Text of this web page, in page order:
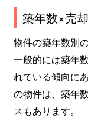
築年数×売
物件の築年数別
一般的には築年
れている傾向に
の物件は、築年
スもあります。